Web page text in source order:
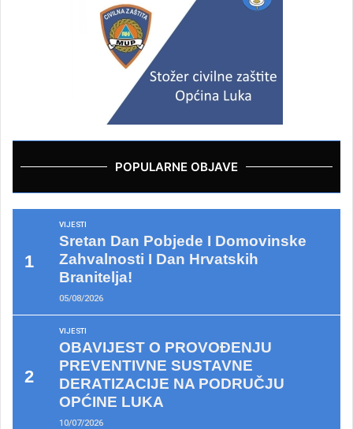
POPULARNE OBJAVE
VIJESTI
Sretan Dan Pobjede I Domovinske
Zahvalnosti I Dan Hrvatskih
Branitelja!
05/08/2026
VIJESTI
OBAVIJEST O PROVOĐENJU
PREVENTIVNE SUSTAVNE
DERATIZACIJE NA PODRUČJU
OPĆINE LUKA
10/07/2026